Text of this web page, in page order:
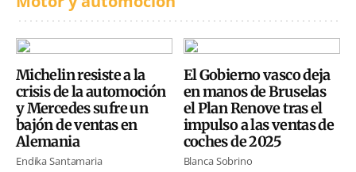
Michelin resiste a la
crisis de la automoción
y Mercedes sufre un
bajón de ventas en
Alemania
Endika Santamaria
El Gobierno vasco deja
en manos de Bruselas
el Plan Renove tras el
impulso a las ventas de
coches de 2025
Blanca Sobrino